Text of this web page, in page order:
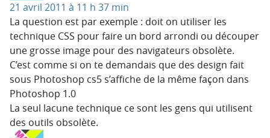
21 avril 2011 à 11 h 37 min
La question est par exemple : doit on utiliser les
technique CSS pour faire un bord arrondi ou découper
une grosse image pour des navigateurs obsolète.
C’est comme si on te demandais que des design fait
sous Photoshop cs5 s’affiche de la même façon dans
Photoshop 1.0
La seul lacune technique ce sont les gens qui utilisent
des outils obsolète.